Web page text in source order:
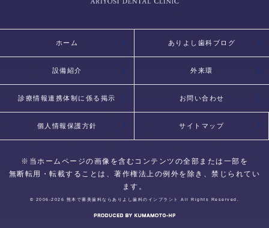
ホーム ありよし歯科ブログ
設備紹介 外来環
診療情報連携体制に係る掲示 お問い合わせ
個人情報保護方針 サイトマップ
※当ホームページの画像を含むコンテンツの全部または一部を
無断転用・転載することは、著作権法上の例外を除き、禁じられてい
ます。
© 2006-2026 熊本で審美歯科ならありよし歯科のインプラント All Rights Reserved.